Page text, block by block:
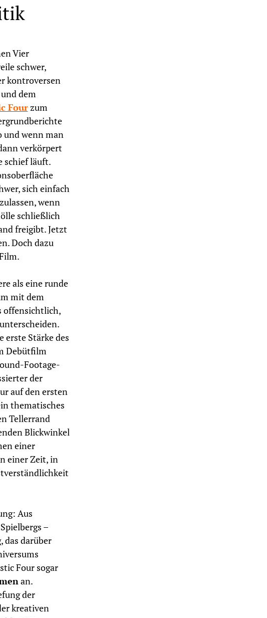
Vier
schwer,
kontroversen
dem
Fourzum
und wenn man
verkörpert
schief läuft.
sich einfach
wenn
schließlich
freigibt. Jetzt
Doch dazu
als eine runde
mit dem
offensichtlich,
erste Stärke des
Debütfilm
Footage-
der
auf den ersten
thematisches
Tellerrand
Blickwinkel
einer
einer Zeit, in
Aus
–
, das darüber
Four sogar
an.
der
kreativen